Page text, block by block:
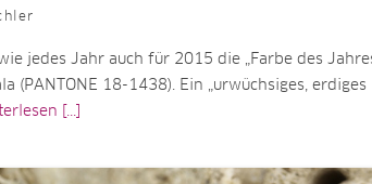
jedes Jahr auch für 2015 die „Farbe des
(PANTONE 18-1438). Ein „urwüchsiges, erdiges
[...]